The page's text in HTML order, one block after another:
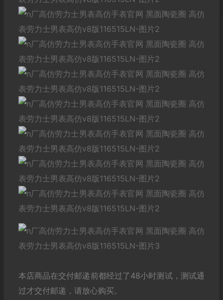
本店商品在交付邮递前都经过了48小时测试，测试通
过才交付邮递，请放心购买。